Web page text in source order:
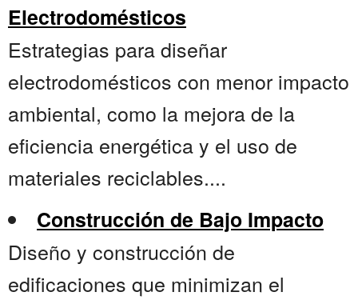
Electrodomésticos
Estrategias para diseñar
electrodomésticos con menor impacto
ambiental, como la mejora de la
eficiencia energética y el uso de
materiales reciclables....
Construcción de Bajo Impacto
Diseño y construcción de
edificaciones que minimizan el